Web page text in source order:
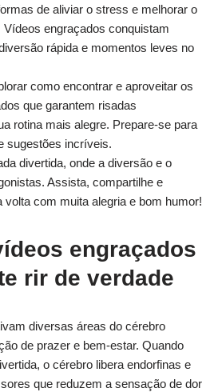
de aliviar o stress e melhorar o
engraçados conquistam
rápida e momentos leves no
como encontrar e aproveitar os
que garantem risadas
rotina mais alegre. Prepare-se para
sugestões incríveis.
divertida, onde a diversão e o
Assista, compartilhe e
volta com muita alegria e bom humor!
engraçados
rir de verdade
diversas áreas do cérebro
de prazer e bem-estar. Quando
o cérebro libera endorfinas e
que reduzem a sensação de dor